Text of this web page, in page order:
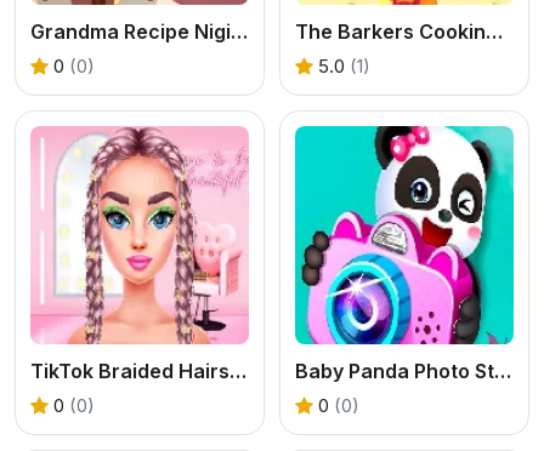
Grandma Recipe Nigiri Sushi
0 (0)
The Barkers Cooking Game
5.0 (1)
TikTok Braided Hairstyles
0 (0)
Baby Panda Photo Studio
0 (0)